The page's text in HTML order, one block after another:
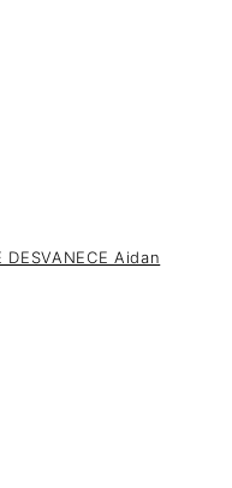
DESVANECE Aidan